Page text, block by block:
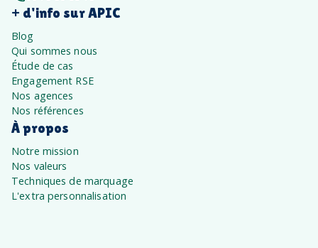
+ d'info sur APIC
Blog
Qui sommes nous
Étude de cas
Engagement RSE
Nos agences
Nos références
À propos
Notre mission
Nos valeurs
Techniques de marquage
L'extra personnalisation